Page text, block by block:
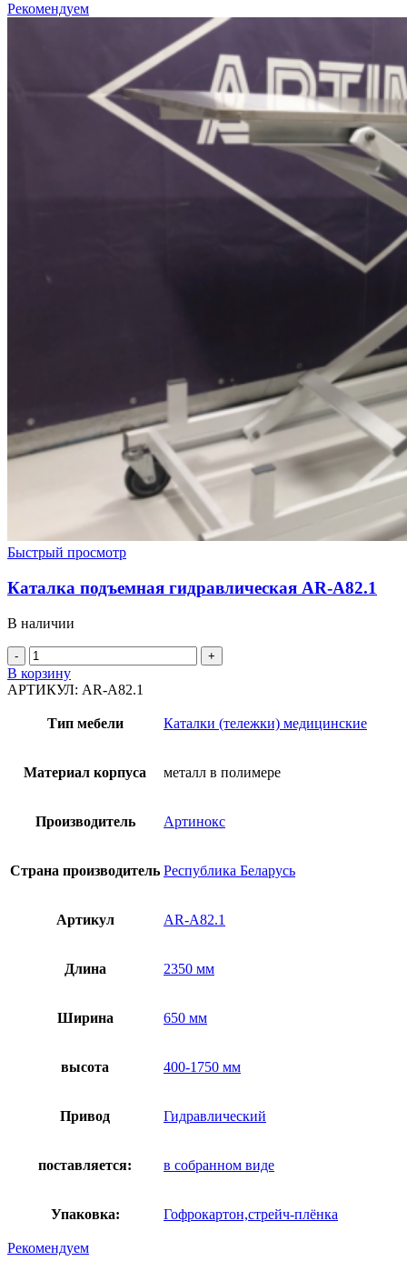
Рекомендуем
Быстрый просмотр
Каталка подъемная гидравлическая AR-A82.1
В наличии
Количество
товара
Каталка
гидравлическая
В корзину
АРТИКУЛ: AR-A82.1
Тип мебели Каталки (тележки) медицинские
Материал корпуса металл в полимере
Производитель Артинокс
Страна производитель Республика Беларусь
Артикул AR-A82.1
Длина 2350 мм
Ширина 650 мм
высота 400-1750 мм
Привод Гидравлический
поставляется: в собранном виде
Упаковка: Гофрокартон,стрейч-плёнка
Рекомендуем